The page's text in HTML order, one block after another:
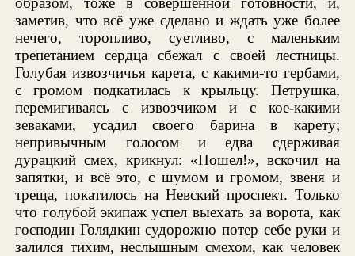
заметив, что всё уже сделано и ждать уже более
нечего, торопливо, суетливо, с маленьким
трепетанием сердца сбежал с своей лестницы.
Голубая извозчичья карета, с какими-то гербами,
с громом подкатилась к крыльцу. Петрушка,
перемигиваясь с извозчиком и с кое-какими
зеваками, усадил своего барина в карету;
непривычным голосом и едва сдерживая
дурацкий смех, крикнул: «Пошел!», вскочил на
запятки, и всё это, с шумом и громом, звеня и
треща, покатилось на Невский проспект. Только
что голубой экипаж успел выехать за ворота, как
господин Голядкин судорожно потер себе руки и
залился тихим, неслышным смехом, как человек